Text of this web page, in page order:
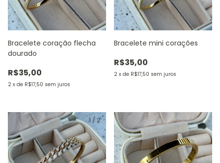
Bracelete coração flecha
dourado
R$35,00
2 x de R$17,50 sem juros
Bracelete mini corações
R$35,00
2 x de R$17,50 sem juros
1 / 2